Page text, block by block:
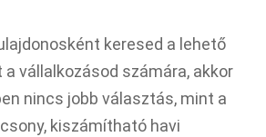
keresed a lehető
a vállalkozásod számára, akkor
nincs jobb választás, mint a
kiszámítható havi